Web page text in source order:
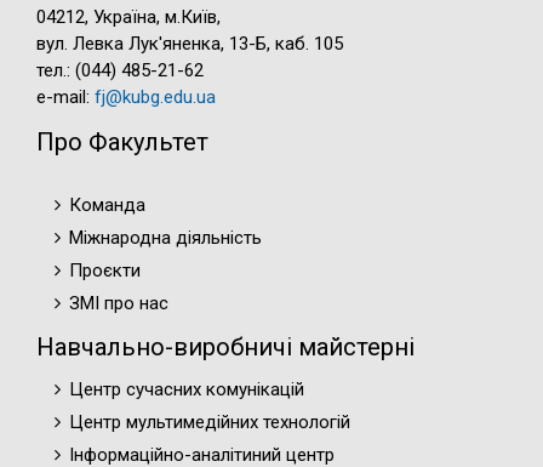
04212, Україна, м.Київ,
вул. Левка Лук'яненка, 13-Б, каб. 105
тел.: (044) 485-21-62
e-mail: fj@kubg.edu.ua
Про Факультет
Команда
Міжнародна діяльність
Проєкти
ЗМІ про нас
Навчально-виробничі майстерні
Центр сучасних комунікацій
Центр мультимедійних технологій
Інформаційно-аналітиний центр